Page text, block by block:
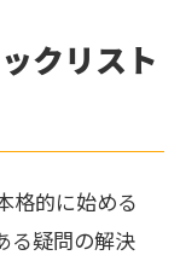
クリスト
格的に始める
る疑問の解決